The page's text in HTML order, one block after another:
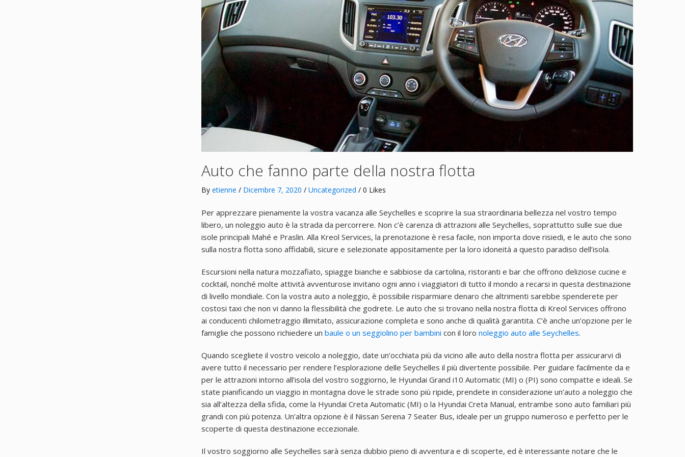
Auto che fanno parte della nostra flotta
By etienne / Dicembre 7, 2020 / Uncategorized / 0 Likes
Per apprezzare pienamente la vostra vacanza alle Seychelles e scoprire la sua straordinaria bellezza nel vostro tempo
libero, un noleggio auto è la strada da percorrere. Non c’è carenza di attrazioni alle Seychelles, soprattutto sulle sue due
isole principali Mahé e Praslin. Alla Kreol Services, la prenotazione è resa facile, non importa dove risiedi, e le auto che sono
sulla nostra flotta sono affidabili, sicure e selezionate appositamente per la loro idoneità a questo paradiso dell’isola.
Escursioni nella natura mozzafiato, spiagge bianche e sabbiose da cartolina, ristoranti e bar che offrono deliziose cucine e
cocktail, nonché molte attività avventurose invitano ogni anno i viaggiatori di tutto il mondo a recarsi in questa destinazione
di livello mondiale. Con la vostra auto a noleggio, è possibile risparmiare denaro che altrimenti sarebbe spenderete per
costosi taxi che non vi danno la flessibilità che godrete. Le auto che si trovano nella nostra flotta di Kreol Services offrono
ai conducenti chilometraggio illimitato, assicurazione completa e sono anche di qualità garantita. C’è anche un’opzione per le
famiglie che possono richiedere un baule o un seggiolino per bambini con il loro noleggio auto alle Seychelles.
Quando scegliete il vostro veicolo a noleggio, date un’occhiata più da vicino alle auto della nostra flotta per assicurarvi di
avere tutto il necessario per rendere l’esplorazione delle Seychelles il più divertente possibile. Per guidare facilmente da e
per le attrazioni intorno all’isola del vostro soggiorno, le Hyundai Grand i10 Automatic (MI) o (PI) sono compatte e ideali. Se
state pianificando un viaggio in montagna dove le strade sono più ripide, prendete in considerazione un’auto a noleggio che
sia all’altezza della sfida, come la Hyundai Creta Automatic (MI) o la Hyundai Creta Manual, entrambe sono auto familiari più
grandi con più potenza. Un’altra opzione è il Nissan Serena 7 Seater Bus, ideale per un gruppo numeroso e perfetto per le
scoperte di questa destinazione eccezionale.
Il vostro soggiorno alle Seychelles sarà senza dubbio pieno di avventura e di scoperte, ed è interessante notare che le